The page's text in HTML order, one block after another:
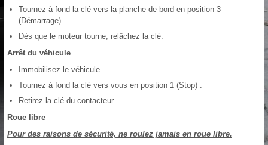
Tournez à fond la clé vers la planche de bord en position 3
(Démarrage) .
Dès que le moteur tourne, relâchez la clé.
Arrêt du véhicule
Immobilisez le véhicule.
Tournez à fond la clé vers vous en position 1 (Stop) .
Retirez la clé du contacteur.
Roue libre
Pour des raisons de sécurité, ne roulez jamais en roue libre.